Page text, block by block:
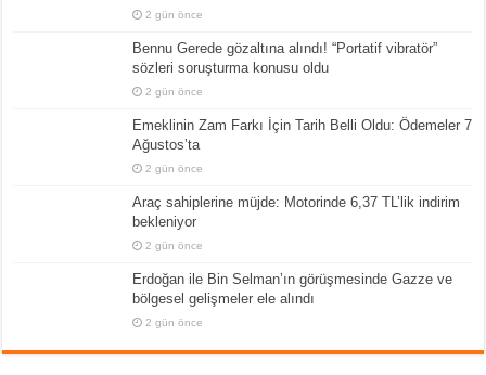
2 gün önce
Bennu Gerede gözaltına alındı! “Portatif vibratör”
sözleri soruşturma konusu oldu
2 gün önce
Emeklinin Zam Farkı İçin Tarih Belli Oldu: Ödemeler 7
Ağustos’ta
2 gün önce
Araç sahiplerine müjde: Motorinde 6,37 TL’lik indirim
bekleniyor
2 gün önce
Erdoğan ile Bin Selman’ın görüşmesinde Gazze ve
bölgesel gelişmeler ele alındı
2 gün önce